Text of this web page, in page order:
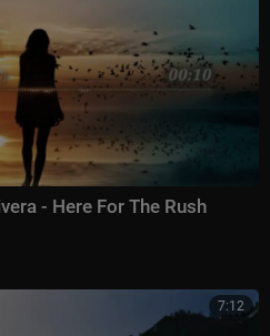
- Here For The Rush
7:12